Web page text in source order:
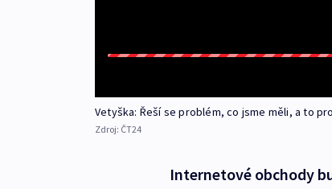
Vetyška: Řeší se problém, co jsme měli, a to
Zdroj: ČT24
Internetové obchody